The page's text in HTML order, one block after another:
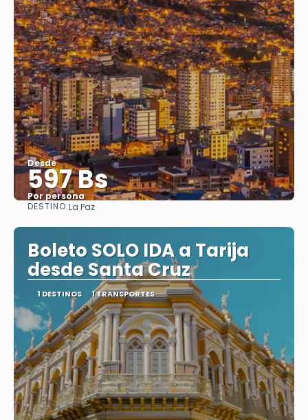
Desde
597 Bs
Por persona
DESTINO:La Paz
Boleto SOLO IDA a Tarija
desde Santa Cruz
1 DESTINOS 1 TRANSPORTES